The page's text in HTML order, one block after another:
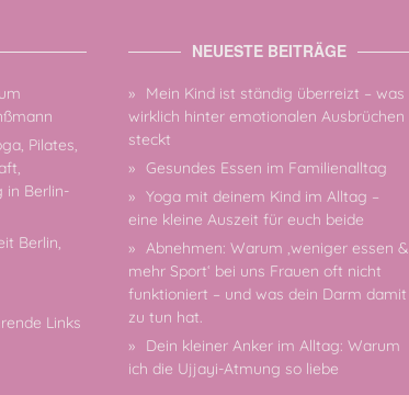
Pilates,
in Berlin-
Berlin,
Links
NEUESTE BEITRÄGE
Mein Kind ist ständig überreizt – was
wirklich hinter emotionalen Ausbrüchen
steckt
Gesundes Essen im Familienalltag
Yoga mit deinem Kind im Alltag –
eine kleine Auszeit für euch beide
Abnehmen: Warum ‚weniger essen &
mehr Sport‘ bei uns Frauen oft nicht
funktioniert – und was dein Darm damit
zu tun hat.
Dein kleiner Anker im Alltag: Warum
ich die Ujjayi-Atmung so liebe